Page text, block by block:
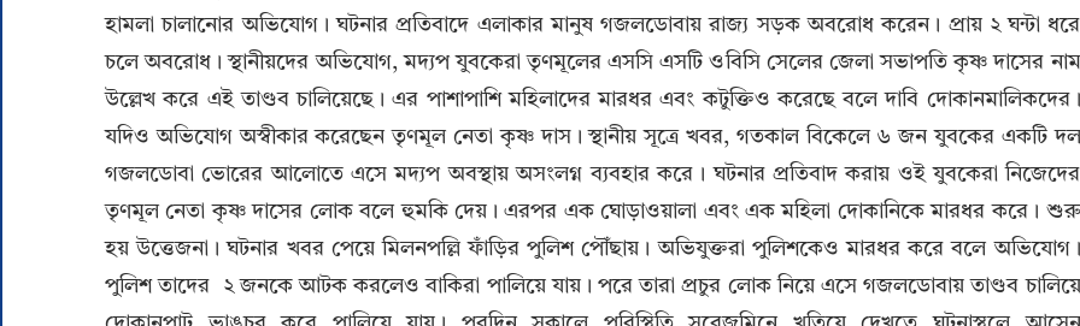
হামলা চালানোর অভিযোগ। ঘটনার প্রতিবাদে এলাকার মানুষ গজলডোবায় রাজ্য সড়ক অবরোধ করেন। প্রায় ২ ঘন্টা ধরে
চলে অবরোধ। স্থানীয়দের অভিযোগ, মদ্যপ যুবকেরা তৃণমূলের এসসি এসটি ওবিসি সেলের জেলা সভাপতি কৃষ্ণ দাসের নাম
উল্লেখ করে এই তাণ্ডব চালিয়েছে। এর পাশাপাশি মহিলাদের মারধর এবং কটুক্তিও করেছে বলে দাবি দোকানমালিকদের।
যদিও অভিযোগ অস্বীকার করেছেন তৃণমূল নেতা কৃষ্ণ দাস। স্থানীয় সূত্রে খবর, গতকাল বিকেলে ৬ জন যুবকের একটি দল
গজলডোবা ভোরের আলোতে এসে মদ্যপ অবস্থায় অসংলগ্ন ব্যবহার করে । ঘটনার প্রতিবাদ করায় ওই যুবকেরা নিজেদের
তৃণমূল নেতা কৃষ্ণ দাসের লোক বলে হুমকি দেয়। এরপর এক ঘোড়াওয়ালা এবং এক মহিলা দোকানিকে মারধর করে । শুরু
হয় উত্তেজনা। ঘটনার খবর পেয়ে মিলনপল্লি ফাঁড়ির পুলিশ পৌঁছায়। অভিযুক্তরা পুলিশকেও মারধর করে বলে অভিযোগ।
পুলিশ তাদের ২ জনকে আটক করলেও বাকিরা পালিয়ে যায়। পরে তারা প্রচুর লোক নিয়ে এসে গজলডোবায় তাণ্ডব চালিয়ে